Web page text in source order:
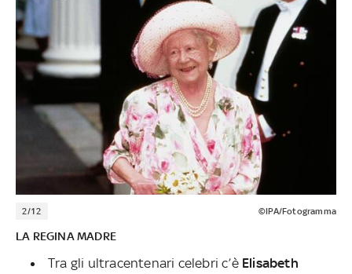
2/12 ©IPA/Fotogramma
LA REGINA MADRE
Tra gli ultracentenari celebri c’è Elisabeth